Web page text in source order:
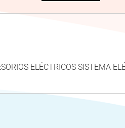
ELÉCTRICOS SISTEMA